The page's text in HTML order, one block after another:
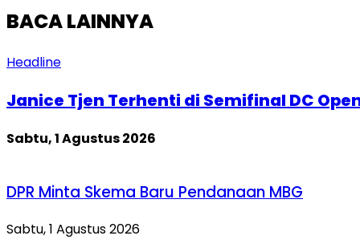
BACA LAINNYA
Headline
Janice Tjen Terhenti di Semifinal DC
Sabtu, 1 Agustus 2026
DPR Minta Skema Baru Pendanaan MBG
Sabtu, 1 Agustus 2026